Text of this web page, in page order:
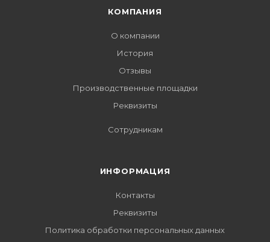
КОМПАНИЯ
О компании
История
Отзывы
Производственные площадки
Реквизиты
Сотрудникам
ИНФОРМАЦИЯ
Контакты
Реквизиты
Политика обработки персональных данных